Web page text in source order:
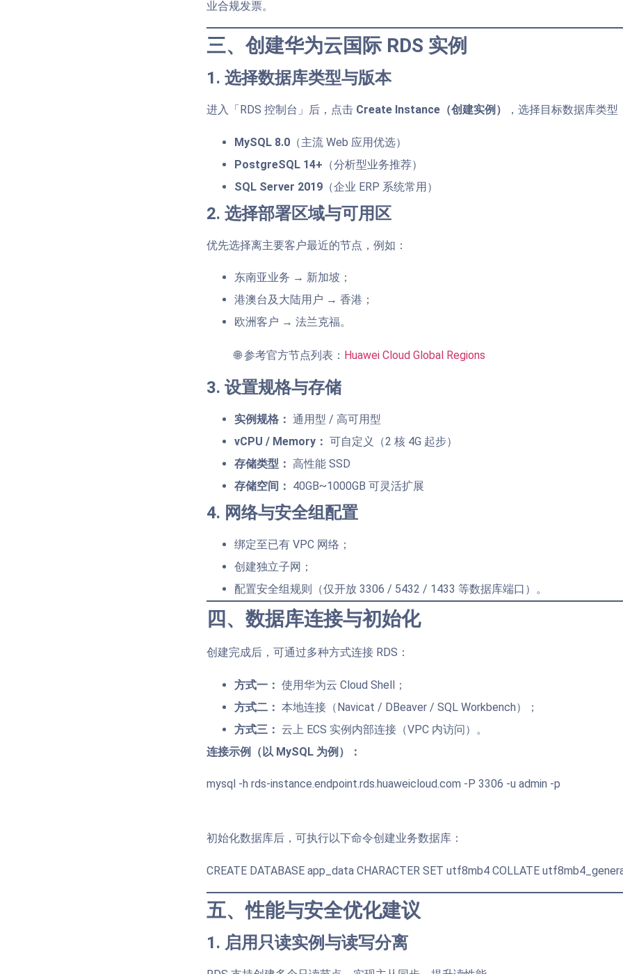
业合规发票。
三、创建华为云国际 RDS 实例
1. 选择数据库类型与版本
进入「RDS 控制台」后，点击 Create Instance（创建实例） ，选择目标数据库类型
MySQL 8.0 （主流 Web 应用优选）
PostgreSQL 14+ （分析型业务推荐）
SQL Server 2019 （企业 ERP 系统常用）
2. 选择部署区域与可用区
优先选择离主要客户最近的节点，例如：
东南亚业务 → 新加坡；
港澳台及大陆用户 → 香港；
欧洲客户 → 法兰克福。
🌐 参考官方节点列表： Huawei Cloud Global Regions
3. 设置规格与存储
实例规格： 通用型 / 高可用型
vCPU / Memory： 可自定义（2 核 4G 起步）
存储类型： 高性能 SSD
存储空间： 40GB~1000GB 可灵活扩展
4. 网络与安全组配置
绑定至已有 VPC 网络；
创建独立子网；
配置安全组规则（仅开放 3306 / 5432 / 1433 等数据库端口）。
四、数据库连接与初始化
创建完成后，可通过多种方式连接 RDS：
方式一： 使用华为云 Cloud Shell；
方式二： 本地连接（Navicat / DBeaver / SQL Workbench）；
方式三： 云上 ECS 实例内部连接（VPC 内访问）。
连接示例（以 MySQL 为例）：
mysql -h rds-instance.endpoint.rds.huaweicloud.com -P 3306 -u admin -p
初始化数据库后，可执行以下命令创建业务数据库：
CREATE DATABASE app_data CHARACTER SET utf8mb4 COLLATE
五、性能与安全优化建议
1. 启用只读实例与读写分离